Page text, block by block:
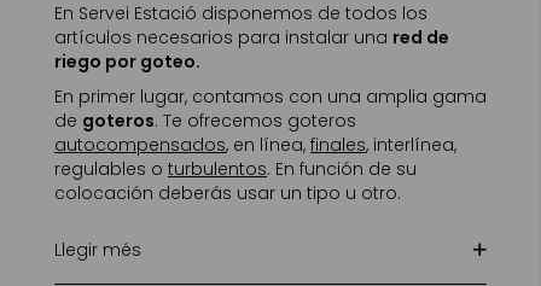
En Servei Estació disponemos de todos los
artículos necesarios para instalar una red de
riego por goteo.
En primer lugar, contamos con una amplia gama
de goteros. Te ofrecemos goteros
autocompensados, en línea, finales, interlínea,
regulables o turbulentos. En función de su
colocación deberás usar un tipo u otro.
Llegir més